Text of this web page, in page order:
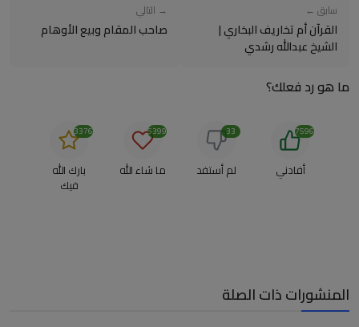
سابق ←
القرآن أم تخاريف البخاري |
الشيخ عبدالله رشدي
→ التالي
صاحب المقام وبيع الأوهام
ما هو رد فعلك؟
أفادني
7596
لم أستفد
33
ما شاء الله
5399
بارك الله
فيك
3376
المنشورات ذات الصلة